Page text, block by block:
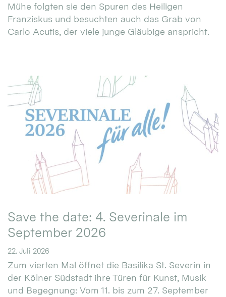
Mühe folgten sie den Spuren des Heiligen
Franziskus und besuchten auch das Grab von
Carlo Acutis, der viele junge Gläubige anspricht.
Save the date: 4. Severinale im
September 2026
22. Juli 2026
Zum vierten Mal öffnet die Basilika St. Severin in
der Kölner Südstadt ihre Türen für Kunst, Musik
und Begegnung: Vom 11. bis zum 27. September